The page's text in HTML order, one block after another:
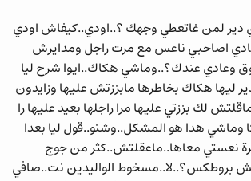
لمن غاتعطي وجهك ؟..اودي..كيفاش اودي
اصاحبي ناعس مع مرت راجل ومدايرش
وعادي عندك؟..وماشي هكاك..ايوا شرح ليا
ليها هكاك بخاطرها مابززتش عليها وزايدون
لك بززتي عليها مرا راجلها بعيد عليها را
وماشي هدا هو المشكل..وشنو..قول ليا بعدا
نعستي معاها..ماعقلتش..كثر من جوج
بروطكس؟..لا..مسخوط الواليدين نت..صافي